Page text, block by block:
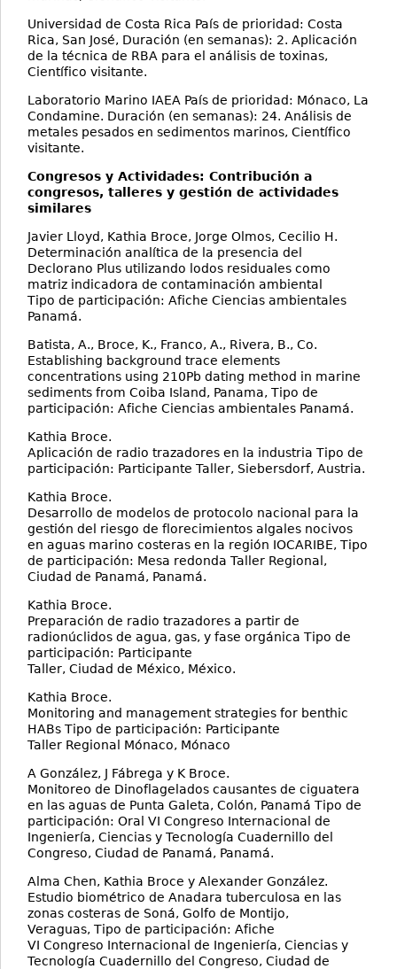
Universidad de Costa Rica País de prioridad: Costa
Rica, San José, Duración (en semanas): 2. Aplicación
de la técnica de RBA para el análisis de toxinas,
Científico visitante.
Laboratorio Marino IAEA País de prioridad: Mónaco, La
Condamine. Duración (en semanas): 24. Análisis de
metales pesados en sedimentos marinos, Científico
visitante.
Congresos y Actividades: Contribución a
congresos, talleres y gestión de actividades
similares
Javier Lloyd, Kathia Broce, Jorge Olmos, Cecilio H.
Determinación analítica de la presencia del
Declorano Plus utilizando lodos residuales como
matriz indicadora de contaminación ambiental
Tipo de participación: Afiche Ciencias ambientales
Panamá.
Batista, A., Broce, K., Franco, A., Rivera, B., Co.
Establishing background trace elements
concentrations using 210Pb dating method in marine
sediments from Coiba Island, Panama, Tipo de
participación: Afiche Ciencias ambientales Panamá.
Kathia Broce.
Aplicación de radio trazadores en la industria Tipo de
participación: Participante Taller, Siebersdorf, Austria.
Kathia Broce.
Desarrollo de modelos de protocolo nacional para la
gestión del riesgo de florecimientos algales nocivos
en aguas marino costeras en la región IOCARIBE, Tipo
de participación: Mesa redonda Taller Regional,
Ciudad de Panamá, Panamá.
Kathia Broce.
Preparación de radio trazadores a partir de
radionúclidos de agua, gas, y fase orgánica Tipo de
participación: Participante
Taller, Ciudad de México, México.
Kathia Broce.
Monitoring and management strategies for benthic
HABs Tipo de participación: Participante
Taller Regional Mónaco, Mónaco
A González, J Fábrega y K Broce.
Monitoreo de Dinoflagelados causantes de ciguatera
en las aguas de Punta Galeta, Colón, Panamá Tipo de
participación: Oral VI Congreso Internacional de
Ingeniería, Ciencias y Tecnología Cuadernillo del
Congreso, Ciudad de Panamá, Panamá.
Alma Chen, Kathia Broce y Alexander González.
Estudio biométrico de Anadara tuberculosa en las
zonas costeras de Soná, Golfo de Montijo,
Veraguas, Tipo de participación: Afiche
VI Congreso Internacional de Ingeniería, Ciencias y
Tecnología Cuadernillo del Congreso, Ciudad de